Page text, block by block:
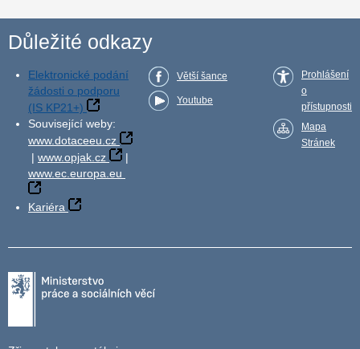
Důležité odkazy
Elektronické podání
žádosti o podporu
(IS KP21+)
Související weby:
www.dotaceeu.cz
| www.opjak.cz
|
www.ec.europa.eu
Kariéra
Větší šance
Youtube
Prohlášení
o
přístupnosti
Mapa
Stránek